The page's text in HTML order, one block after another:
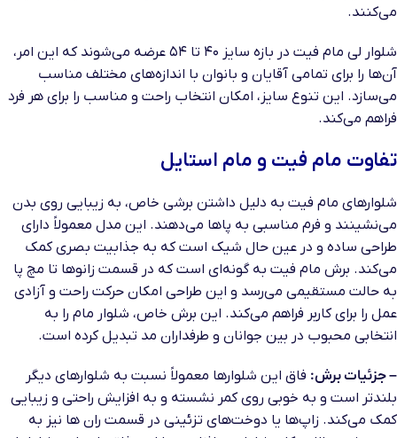
می‌کنند.
شلوار لی مام فیت در بازه سایز ۴۰ تا ۵۴ عرضه می‌شوند که این امر،
آن‌ها را برای تمامی آقایان و بانوان با اندازه‌های مختلف مناسب
می‌سازد. این تنوع سایز، امکان انتخاب راحت و مناسب را برای هر فرد
فراهم می‌کند.
تفاوت مام فیت و مام استایل
شلوارهای مام فیت به دلیل داشتن برشی خاص، به زیبایی روی بدن
می‌نشینند و فرم مناسبی به پاها می‌دهند. این مدل معمولاً دارای
طراحی ساده و در عین حال شیک است که به جذابیت بصری کمک
می‌کند. برش مام فیت به گونه‌ای است که در قسمت زانوها تا مچ پا
به حالت مستقیمی می‌رسد و این طراحی امکان حرکت راحت و آزادی
عمل را برای کاربر فراهم می‌کند. این برش خاص، شلوار مام را به
انتخابی محبوب در بین جوانان و طرفداران مد تبدیل کرده است.
–جزئیات برش: فاق این شلوارها معمولاً نسبت به شلوارهای دیگر
بلندتر است و به خوبی روی کمر نشسته و به افزایش راحتی و زیبایی
کمک می‌کند. زاپ‌ها یا دوخت‌های تزئینی در قسمت ران ها نیز به